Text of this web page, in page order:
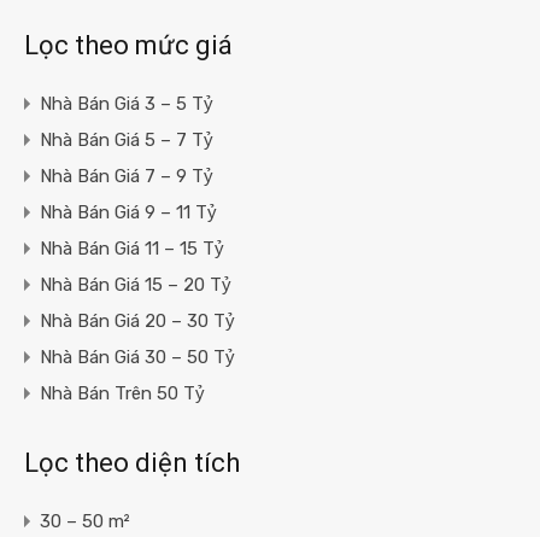
Lọc theo mức giá
Nhà Bán Giá 3 – 5 Tỷ
Nhà Bán Giá 5 – 7 Tỷ
Nhà Bán Giá 7 – 9 Tỷ
Nhà Bán Giá 9 – 11 Tỷ
Nhà Bán Giá 11 – 15 Tỷ
Nhà Bán Giá 15 – 20 Tỷ
Nhà Bán Giá 20 – 30 Tỷ
Nhà Bán Giá 30 – 50 Tỷ
Nhà Bán Trên 50 Tỷ
Lọc theo diện tích
30 – 50 m²